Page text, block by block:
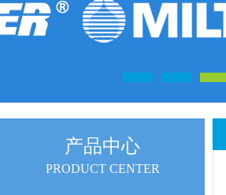
产品中心
PRODUCTCENTER